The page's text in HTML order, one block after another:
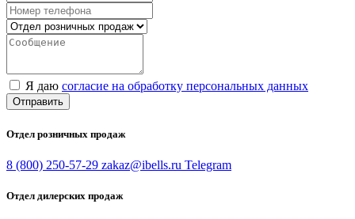
Я даю согласие на обработку персональных данных
Отправить
Отдел розничных продаж
8 (800) 250-57-29 zakaz@ibells.ru Telegram
Отдел дилерских продаж